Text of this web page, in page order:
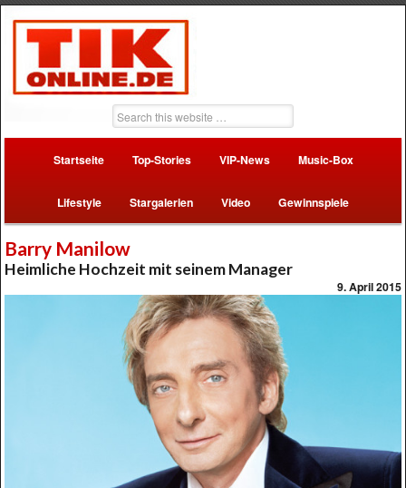
Startseite Top-Stories VIP-News Music-Box
Lifestyle Stargalerien Video Gewinnspiele
Barry Manilow
Heimliche Hochzeit mit seinem Manager
9. April 2015